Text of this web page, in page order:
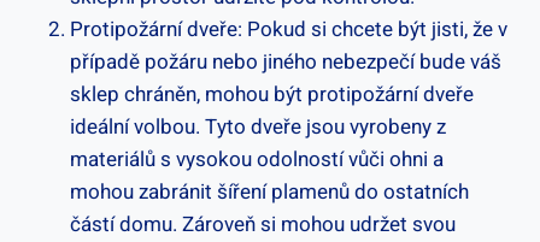
Protipožární dveře: Pokud si chcete být jisti, že v
případě požáru nebo jiného nebezpečí bude váš
sklep chráněn, mohou být protipožární dveře
ideální volbou. Tyto dveře jsou vyrobeny z
materiálů s vysokou odolností vůči ohni a
mohou zabránit šíření plamenů do ostatních
částí domu. Zároveň si mohou udržet svou